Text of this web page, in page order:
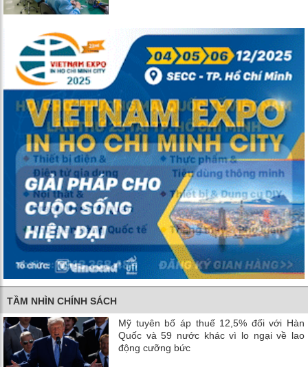
TẦM NHÌN CHÍNH SÁCH
Mỹ tuyên bố áp thuế 12,5% đối với Hàn
Quốc và 59 nước khác vì lo ngại về lao
động cưỡng bức